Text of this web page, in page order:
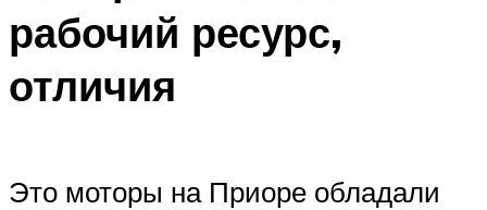
рабочий ресурс,
отличия
Это моторы на Приоре обладали